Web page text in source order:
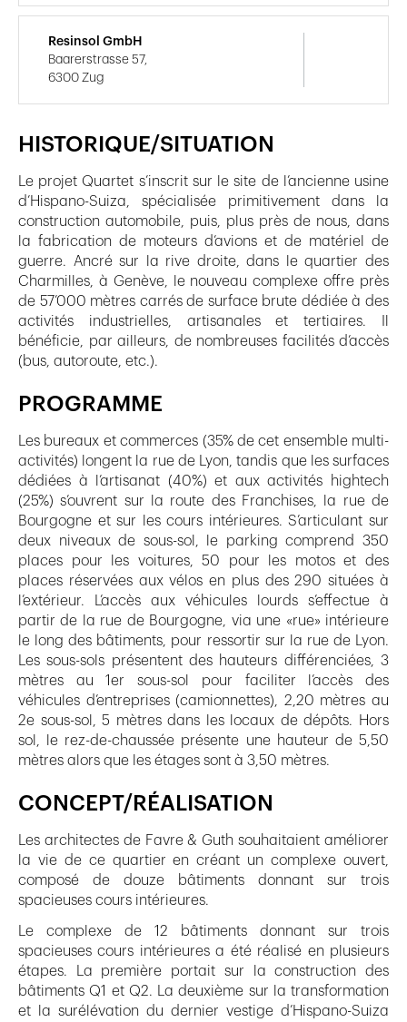
HISTORIQUE/SITUATION
Le projet Quartet s’inscrit sur le site de l’ancienne usine
d’Hispano-Suiza, spécialisée primitivement dans la
construction automobile, puis, plus près de nous, dans
la fabrication de moteurs d’avions et de matériel de
guerre. Ancré sur la rive droite, dans le quartier des
Charmilles, à Genève, le nouveau complexe offre près
de 57’000 mètres carrés de surface brute dédiée à des
activités industrielles, artisanales et tertiaires. Il
bénéficie, par ailleurs, de nombreuses facilités d’accès
(bus, autoroute, etc.).
PROGRAMME
Les bureaux et commerces (35% de cet ensemble multi-
activités) longent la rue de Lyon, tandis que les surfaces
dédiées à l’artisanat (40%) et aux activités hightech
(25%) s’ouvrent sur la route des Franchises, la rue de
Bourgogne et sur les cours intérieures. S’articulant sur
deux niveaux de sous-sol, le parking comprend 350
places pour les voitures, 50 pour les motos et des
places réservées aux vélos en plus des 290 situées à
l’extérieur. L’accès aux véhicules lourds s’effectue à
partir de la rue de Bourgogne, via une «rue» intérieure
le long des bâtiments, pour ressortir sur la rue de Lyon.
Les sous-sols présentent des hauteurs différenciées, 3
mètres au 1er sous-sol pour faciliter l’accès des
véhicules d’entreprises (camionnettes), 2,20 mètres au
2e sous-sol, 5 mètres dans les locaux de dépôts. Hors
sol, le rez-de-chaussée présente une hauteur de 5,50
mètres alors que les étages sont à 3,50 mètres.
CONCEPT/RÉALISATION
Les architectes de Favre & Guth souhaitaient améliorer
la vie de ce quartier en créant un complexe ouvert,
composé de douze bâtiments donnant sur trois
spacieuses cours intérieures.
Le complexe de 12 bâtiments donnant sur trois
spacieuses cours intérieures a été réalisé en plusieurs
étapes. La première portait sur la construction des
bâtiments Q1 et Q2. La deuxième sur la transformation
et la surélévation du dernier vestige d’Hispano-Suiza
Resinsol GmbH
Baarerstrasse 57,
6300 Zug